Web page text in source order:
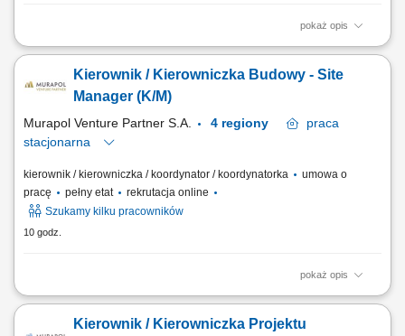
pokaż opis
Zakres obowiązków: Nadzór i koordynacja robót elektrycznych od
podwykonawcami. Kontrola jakości, terminowości i zgodności prac z
dokumentacją oraz BHP. Tworzenie harmonogramów i monitorowanie
Kierownik / Kierowniczka Budowy - Site
Manager (K/M)
Murapol Venture Partner S.A.
praca
stacjonarna
kierownik / kierowniczka / koordynator / koordynatorka
umowa o
pracę
pełny etat
rekrutacja online
Szukamy kilku pracowników
10 godz.
pokaż opis
Zakres obowiązków: Prowadzenie budowy zgodnie z przepisami Prawa
projektową. Nadzór nad przestrzeganiem zasad BHP. Organizacja i
Kierownik / Kierowniczka Projektu